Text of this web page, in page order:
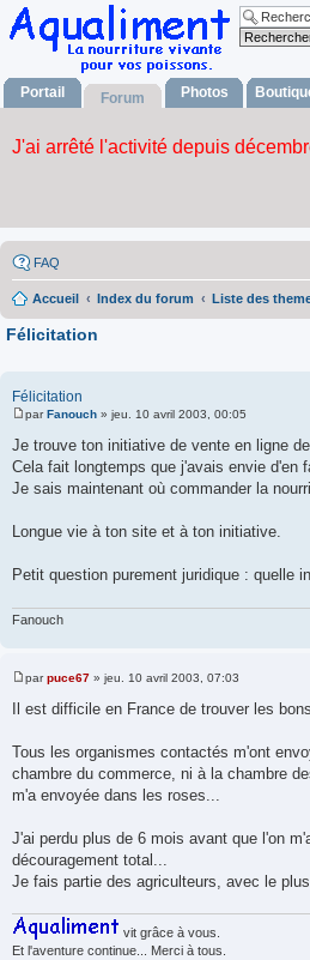
Portail Forum Photos
FAQ
Accueil Index du forum Liste des
Félicitation
Félicitation
e
s
s
a
g
par Fanouch » jeu. 10 avril 2003, 00:05
Je trouve ton initiative de vente en ligne
Cela fait longtemps que j'avais envie d'en
Je sais maintenant où commander la
Longue vie à ton site et à ton initiative.
Petit question purement juridique : quelle
Fanouch
M
s
g
e
parpuce67 » jeu. 10 avril 2003, 07:03
Il est difficile en France de trouver les
Tous les organismes contactés m'ont
chambre du commerce, ni à la chambre
m'a envoyée dans les roses...
J'ai perdu plus de 6 mois avant que l'on
découragement total...
Je fais partie des agriculteurs, avec le
vit grâce à vous.
Et l'aventure continue... Merci à tous.